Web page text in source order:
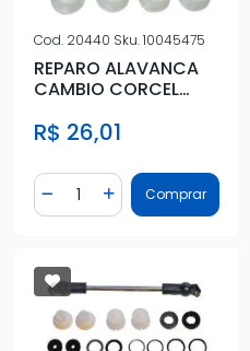
Cod. 20440 Sku.10045475
REPARO ALAVANCA
CAMBIO CORCEL
R$ 26,01
Diminuir Quantidade
Quantidade
Adicionar Quantidade
Comprar